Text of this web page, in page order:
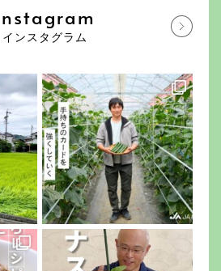
インスタグラム